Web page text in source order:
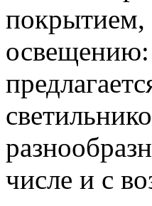
покрытием,
освещению:
числе и с